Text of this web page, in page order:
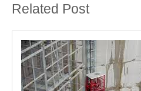
Related Post